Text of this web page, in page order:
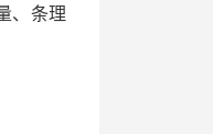
、条理